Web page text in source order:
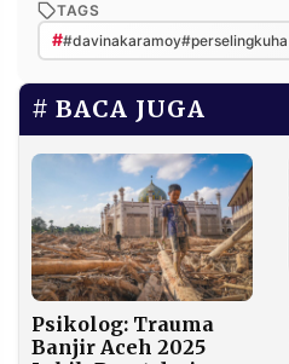
TAGS
##davinakaramoy#perselingkuha
BACA JUGA
Psikolog: Trauma
Banjir Aceh 2025